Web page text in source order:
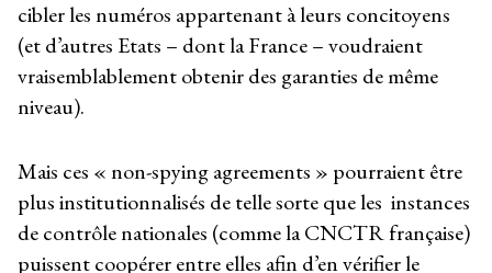
cibler les numéros appartenant à leurs concitoyens
(et d’autres Etats – dont la France – voudraient
vraisemblablement obtenir des garanties de même
niveau).
Mais ces « non-spying agreements » pourraient être
plus institutionnalisés de telle sorte que les instances
de contrôle nationales (comme la CNCTR française)
puissent coopérer entre elles afin d’en vérifier le